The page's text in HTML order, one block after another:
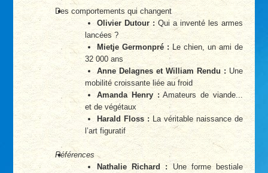
Des comportements qui changent
Olivier Dutour :Qui a inventé les armes
lancées ?
Mietje Germonpré : Le chien, un ami de
32 000 ans
Anne Delagnes et William Rendu :Une
mobilité croissante liée au froid
Amanda Henry :Amateurs de viande...
et de végétaux
Harald Floss :La véritable naissance de
l’art figuratif
Références
Nathalie Richard : Une forme bestiale